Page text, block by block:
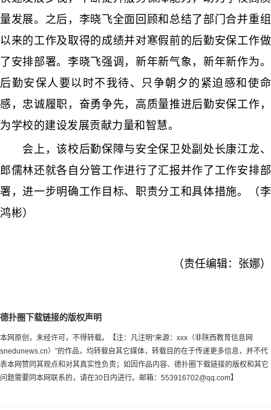
量发展。之后，李晓飞全面回顾和总结了部门合并重组
以来的工作及取得的成绩并对寒假前的后勤安保工作做
了安排部署。李晓飞强调，新年新气象，新年新作为。
后勤安保人要以时不我待、只争朝夕的紧迫感和使命
感，忠诚履职，奋勇争先，高质量推进后勤安保工作，
为学校的建设发展贡献力量和智慧。
会上，该校后勤保障与安全保卫处副处长康江龙、
郎儒林还就各自分管工作进行了汇报并作了工作安排部
署，进一步明确工作目标、职责分工和具体措施。（李
鸿彬）
（责任编辑：张娜）
德扑圈下载链接的版权声明
本网原创，未经许可，不得转载。【注：凡注明“来源：xxx（非陕西教育信息网
snedunews.cn）”的作品，均转载自其它媒体，转载目的在于传递更多信息，并不代
表本网赞同其观点和对其真实性负责；如因作品内容、德扑圈下载链接的版权和其它
问题需要同本网联系的，请在30日内进行。邮箱： 553916702@qq.com】